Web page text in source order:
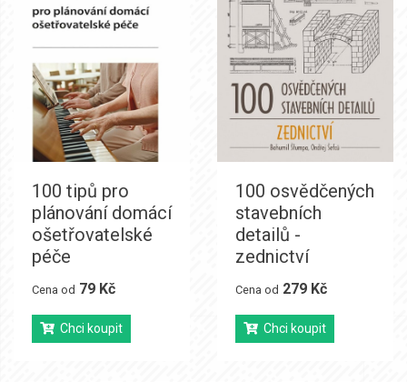
100 tipů pro
plánování domácí
ošetřovatelské
péče
Cena od 79 Kč
Chci koupit
100 osvědčených
stavebních
detailů -
zednictví
Cena od 279 Kč
Chci koupit